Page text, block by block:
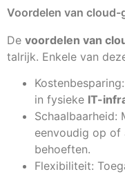
Voordelen van
De voordelen van
talrijk. Enkele van
in fysieke IT-
Schaalbaarheid:
eenvoudig op of
behoeften.
Flexibiliteit: